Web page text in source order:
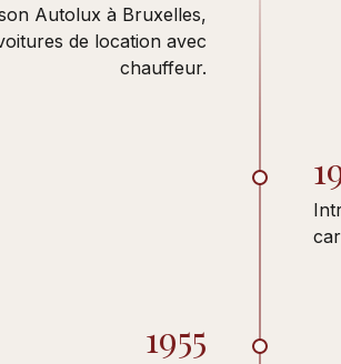
Autolux à Bruxelles,
de location avec
chauffeur.
1955